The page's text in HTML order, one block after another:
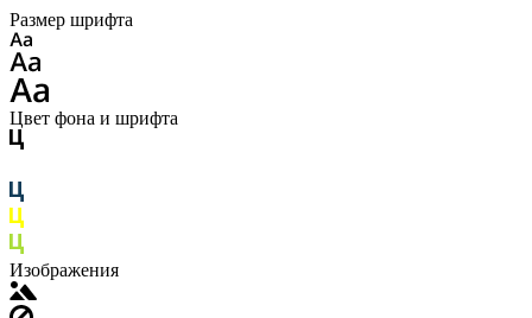
Размер шрифта
Цвет фона и шрифта
Изображения